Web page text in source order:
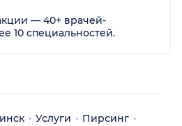
— 40+ врачей-
10 специальностей.
Услуги
Пирсинг